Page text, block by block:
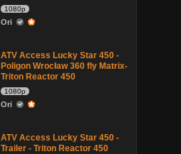
1080p
Ori
ATV Access Lucky Star 450 -
Poligon Wrocław 360 fly Matrix-
Triton Reactor 450
1080p
Ori
ATV Access Lucky Star 450 -
Trailer - Triton Reactor 450